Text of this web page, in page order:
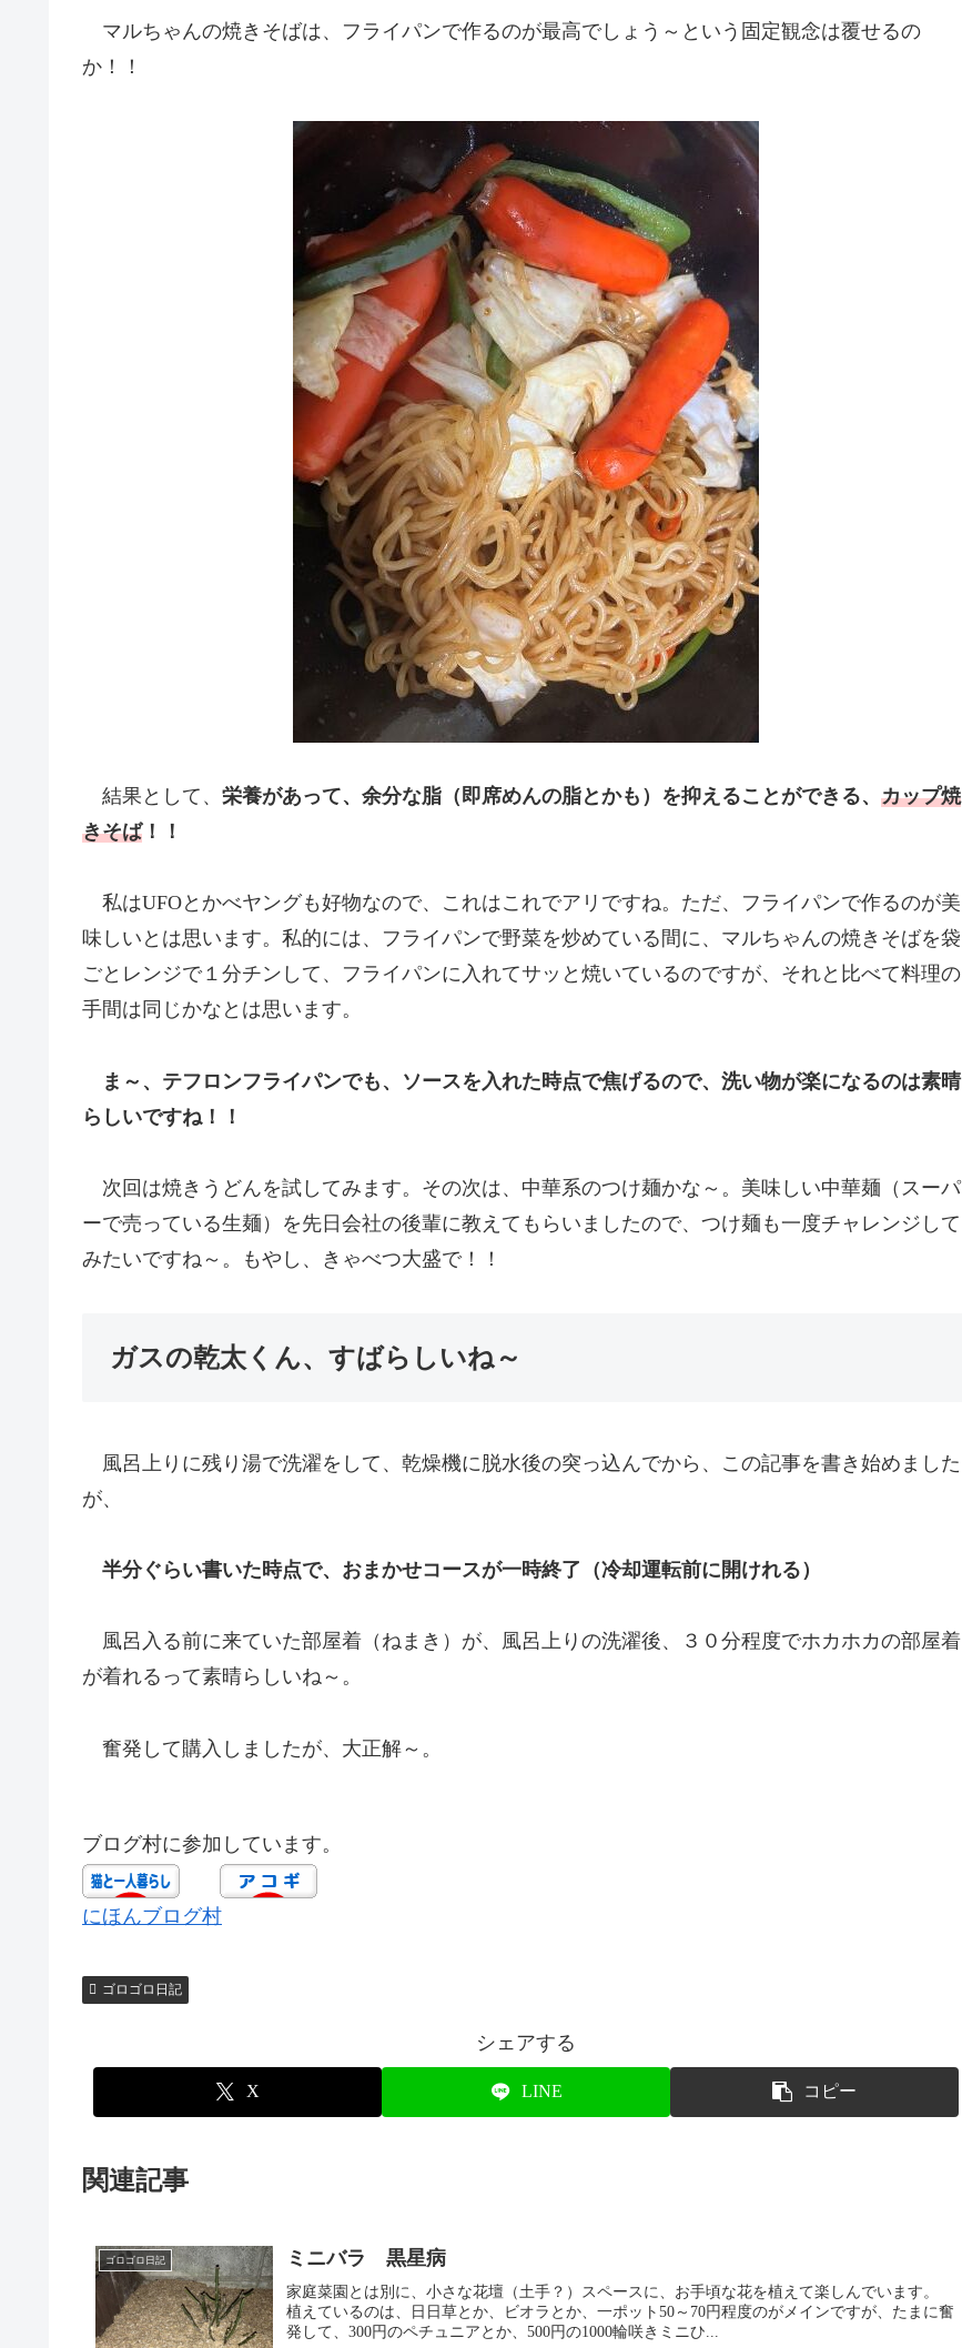
マルちゃんの焼きそばは、フライパンで作るのが最高でしょう～という固定観念は覆せるの
か！！
結果として、 栄養があって、余分な脂（即席めんの脂とかも）を抑えることができる、 カップ焼
きそば！！
私はUFOとかべヤングも好物なので、これはこれでアリですね。ただ、フライパンで作るのが美
味しいとは思います。私的には、フライパンで野菜を炒めている間に、マルちゃんの焼きそばを袋
ごとレンジで１分チンして、フライパンに入れてサッと焼いているのですが、それと比べて料理の
手間は同じかなとは思います。
ま～、テフロンフライパンでも、ソースを入れた時点で焦げるので、洗い物が楽になるのは素晴
らしいですね！！
次回は焼きうどんを試してみます。その次は、中華系のつけ麺かな～。美味しい中華麺（スーパ
ーで売っている生麺）を先日会社の後輩に教えてもらいましたので、つけ麺も一度チャレンジして
みたいですね～。もやし、きゃべつ大盛で！！
ガスの乾太くん、すばらしいね～
風呂上りに残り湯で洗濯をして、乾燥機に脱水後の突っ込んでから、この記事を書き始めました
が、
半分ぐらい書いた時点で、おまかせコースが一時終了（冷却運転前に開けれる）
風呂入る前に来ていた部屋着（ねまき）が、風呂上りの洗濯後、３０分程度でホカホカの部屋着
が着れるって素晴らしいね～。
奮発して購入しましたが、大正解～。
ブログ村に参加しています。
にほんブログ村
ゴロゴロ日記
シェアする
X LINE コピー
関連記事
ゴロゴロ日記 ミニバラ 黒星病
家庭菜園とは別に、小さな花壇（土手？）スペースに、お手頃な花を植えて楽しんでいます。
植えているのは、日日草とか、ビオラとか、一ポット50～70円程度のがメインですが、たまに奮
発して、300円のペチュニアとか、500円の1000輪咲きミニひ...